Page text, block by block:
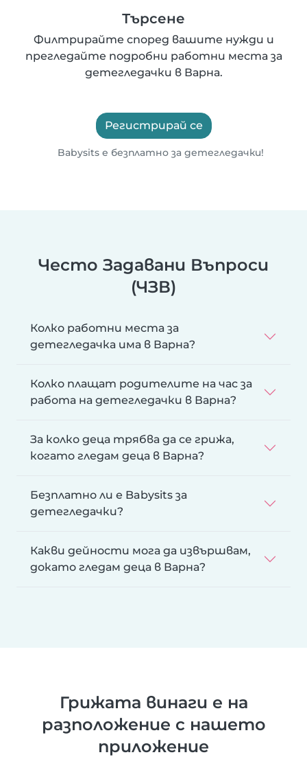
Търсене
Филтрирайте според вашите нужди и
прегледайте подробни работни места за
детегледачки в Варна.
Регистрирай се
Babysits е безплатно за детегледачки!
Често Задавани Въпроси
(ЧЗВ)
Колко работни места за
детегледачка има в Варна?
Колко плащат родителите на час за
работа на детегледачки в Варна?
За колко деца трябва да се грижа,
когато гледам деца в Варна?
Безплатно ли е Babysits за
детегледачки?
Какви дейности мога да извършвам,
докато гледам деца в Варна?
Грижата винаги е на
разположение с нашето
приложение